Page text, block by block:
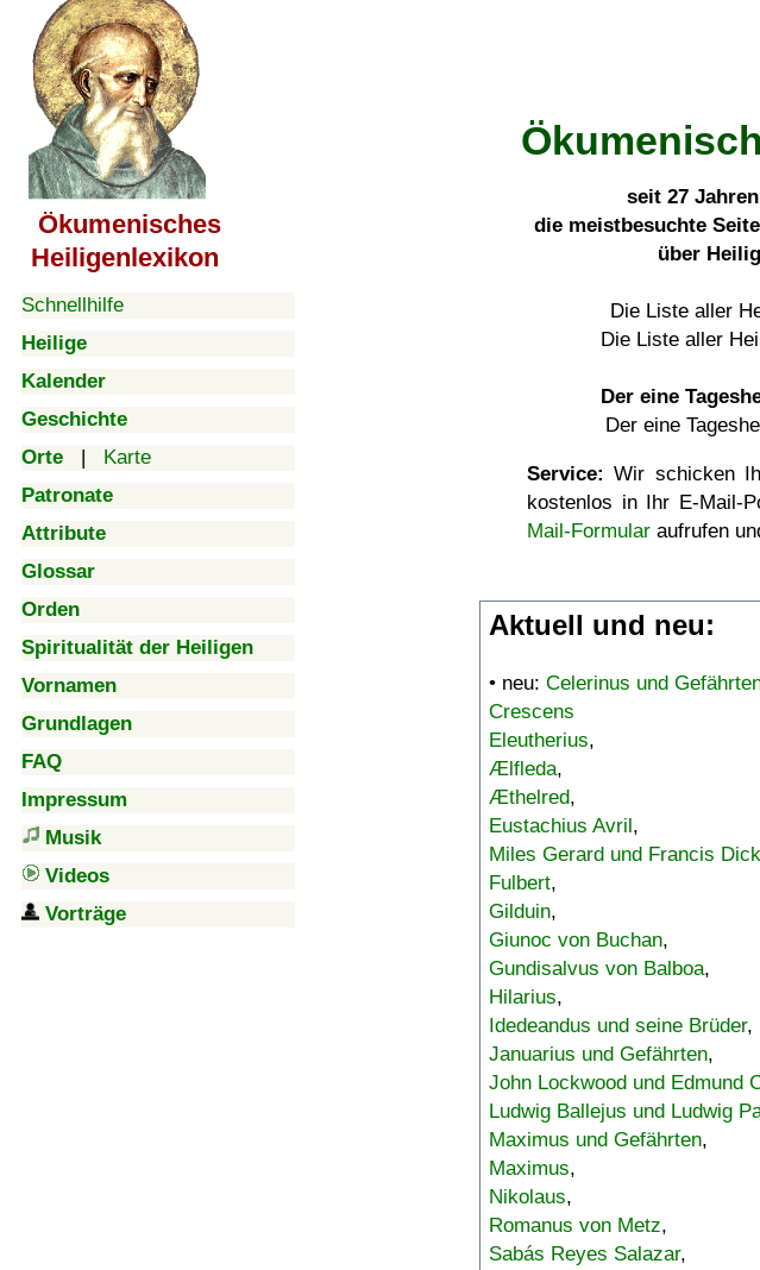
Ökumenisches
Heiligenlexikon
Schnellhilfe
Heilige
Kalender
Geschichte
Orte | Karte
Patronate
Attribute
Glossar
Orden
Spiritualität der Heiligen
Vornamen
Grundlagen
FAQ
Impressum
Musik
Videos
Vorträge
seit 27
die meistbesuchte
über
Die Liste aller
Die Liste aller
Der eine
Der eine
Service: Wir schicken
kostenlos in Ihr E-Mail-
Mail-Formular aufrufen
Aktuell und neu:
• neu: Celerinus und
Crescens
Eleutherius,
Ælfleda,
Æthelred,
Eustachius Avril,
Miles Gerard und Francis
Fulbert,
Gilduin,
Giunoc von Buchan,
Gundisalvus von Balboa,
Hilarius,
Idedeandus und seine Brüder,
Januarius und Gefährten,
John Lockwood und Edmund
Ludwig Ballejus und Ludwig
Maximus und Gefährten,
Maximus,
Nikolaus,
Romanus von Metz,
Sabás Reyes Salazar,